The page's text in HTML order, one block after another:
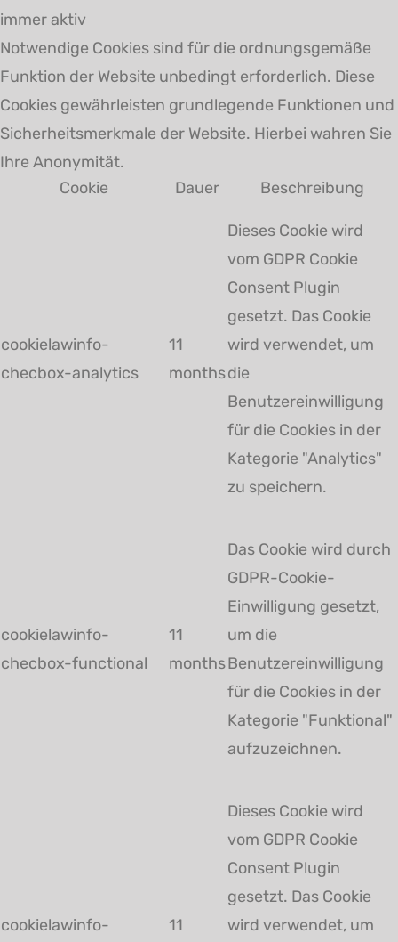
immer aktiv
Notwendige Cookies sind für die ordnungsgemäße
Funktion der Website unbedingt erforderlich. Diese
Cookies gewährleisten grundlegende Funktionen und
Sicherheitsmerkmale der Website. Hierbei wahren Sie
Ihre Anonymität.
Cookie
Dauer Beschreibung
cookielawinfo-
checbox-analytics
11
months
Dieses Cookie wird
vom GDPR Cookie
Consent Plugin
gesetzt. Das Cookie
wird verwendet, um
die
Benutzereinwilligung
für die Cookies in der
Kategorie "Analytics"
zu speichern.
cookielawinfo-
checbox-functional
11
months
Das Cookie wird durch
GDPR-Cookie-
Einwilligung gesetzt,
um die
Benutzereinwilligung
für die Cookies in der
Kategorie "Funktional"
aufzuzeichnen.
cookielawinfo-
11
Dieses Cookie wird
vom GDPR Cookie
Consent Plugin
gesetzt. Das Cookie
wird verwendet, um